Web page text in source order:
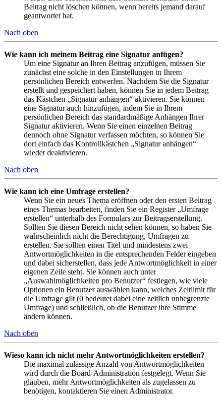
Beitrag nicht löschen können, wenn bereits jemand darauf
geantwortet hat.
Nach oben
Wie kann ich meinem Beitrag eine Signatur anfügen?
Um eine Signatur an Ihren Beitrag anzufügen, müssen Sie
zunächst eine solche in den Einstellungen in Ihrem
persönlichen Bereich entwerfen. Nachdem Sie die Signatur
erstellt und gespeichert haben, können Sie in jedem Beitrag
das Kästchen „Signatur anhängen“ aktivieren. Sie können
eine Signatur auch hinzufügen, indem Sie in Ihrem
persönlichen Bereich das standardmäßige Anhängen Ihrer
Signatur aktivieren. Wenn Sie einen einzelnen Beitrag
dennoch ohne Signatur verfassen möchten, so können Sie
dort einfach das Kontrollkästchen „Signatur anhängen“
wieder deaktivieren.
Nach oben
Wie kann ich eine Umfrage erstellen?
Wenn Sie ein neues Thema eröffnen oder den ersten Beitrag
eines Themas bearbeiten, finden Sie ein Register „Umfrage
erstellen“ unterhalb des Formulars zur Beitragserstellung.
Sollten Sie diesen Bereich nicht sehen können, so haben Sie
wahrscheinlich nicht die Berechtigung, Umfragen zu
erstellen. Sie sollten einen Titel und mindestens zwei
Antwortmöglichkeiten in die entsprechenden Felder eingeben
und dabei sicherstellen, dass jede Antwortmöglichkeit in einer
eigenen Zeile steht. Sie können auch unter
„Auswahlmöglichkeiten pro Benutzer“ festlegen, wie viele
Optionen ein Benutzer auswählen kann, welches Zeitlimit für
die Umfrage gilt (0 bedeutet dabei eine zeitlich unbegrenzte
Umfrage) und schließlich, ob die Benutzer ihre Stimme
ändern können.
Nach oben
Wieso kann ich nicht mehr Antwortmöglichkeiten erstellen?
Die maximal zulässige Anzahl von Antwortmöglichkeiten
wird durch die Board-Administration festgelegt. Wenn Sie
glauben, mehr Antwortmöglichkeiten als zugelassen zu
benötigen, kontaktieren Sie einen Administrator.